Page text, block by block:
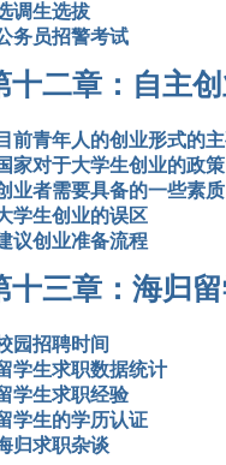
调生选拔
务员招警考试
十二章：自主
目前青年人的创业形式的
家对于大学生创业的政策
业者需要具备的一些素质
学生创业的误区
议创业准备流程
十三章：海归
园招聘时间
学生求职数据统计
学生求职经验
学生的学历认证
归求职杂谈